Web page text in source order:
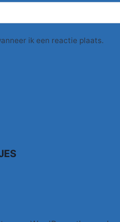
ik een reactie plaats.